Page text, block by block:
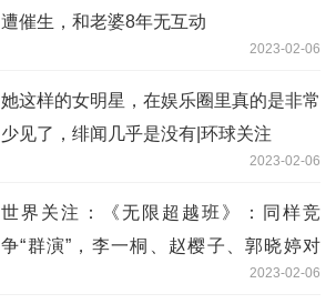
遭催生，和老婆8年无互动
2023-02-06
她这样的女明星，在娱乐圈里真的是非常
少见了，绯闻几乎是没有|环球关注
2023-02-06
世界关注：《无限超越班》：同样竞
争“群演”，李一桐、赵樱子、郭晓婷对
2023-02-06